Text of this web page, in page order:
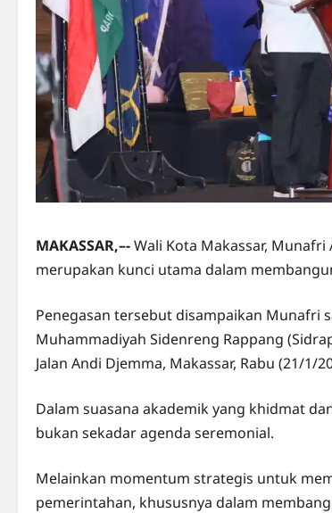
MAKASSAR,–-Wali Kota Makassar,
merupakan kunci utama dalam
Penegasan tersebut disampaikan Munafri
Muhammadiyah Sidenreng Rappang
Jalan Andi Djemma, Makassar, Rabu (21/1/
Dalam suasana akademik yang khidmat
bukan sekadar agenda seremonial.
Melainkan momentum strategis untuk
pemerintahan, khususnya dalam